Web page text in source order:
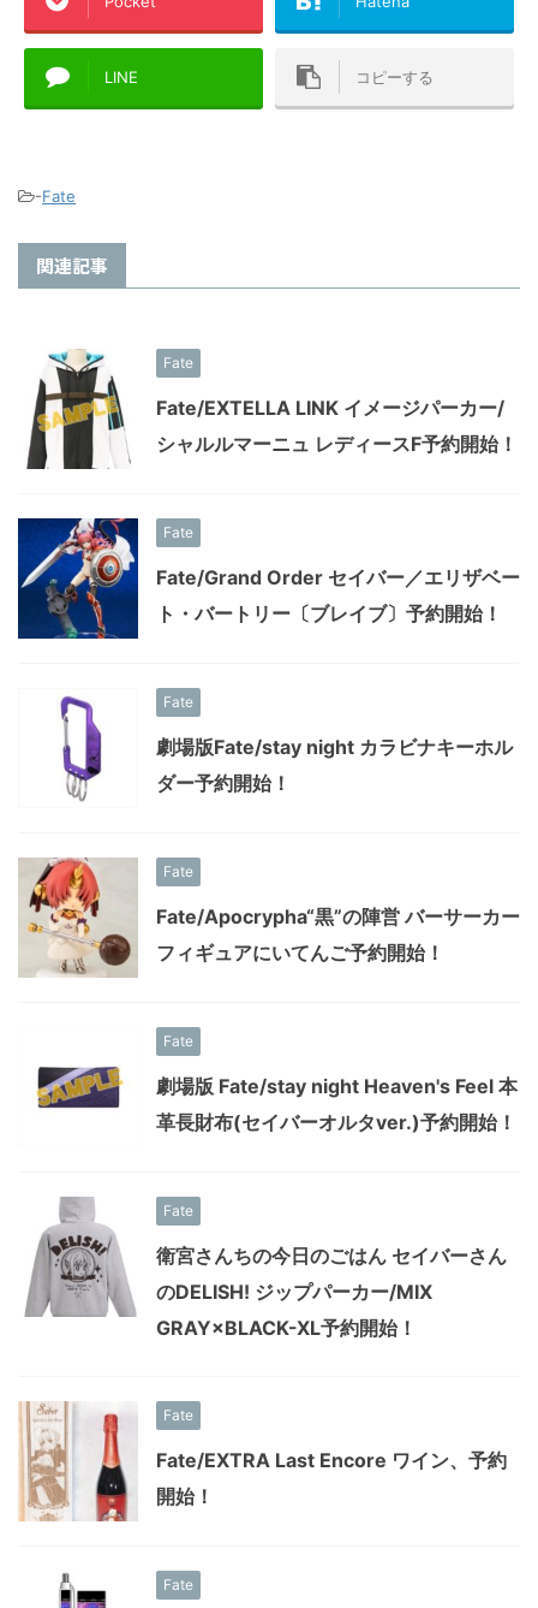
LINE コピーする
-Fate
関連記事
Fate
Fate/EXTELLA LINK イメージパーカー/
シャルルマーニュ レディースF予約開始！
Fate
Fate/Grand Order セイバー／エリザベー
ト・バートリー〔ブレイブ〕予約開始！
Fate
劇場版Fate/stay night カラビナキーホル
ダー予約開始！
Fate
Fate/Apocrypha“黒”の陣営 バーサーカー
フィギュアにいてんご予約開始！
Fate
劇場版 Fate/stay night Heaven's Feel 本
革長財布(セイバーオルタver.)予約開始！
Fate
衛宮さんちの今日のごはん セイバーさん
のDELISH! ジップパーカー/MIX
GRAY×BLACK-XL予約開始！
Fate
Fate/EXTRA Last Encore ワイン、予約
開始！
Fate